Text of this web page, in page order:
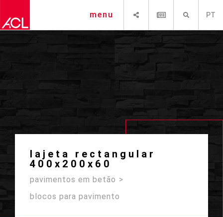
PT
menu
lajeta rectangular
400x200x60
pavimentos em betão
blocos para pavimento